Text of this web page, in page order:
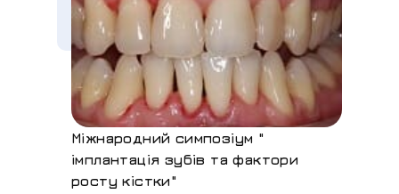
Міжнародний симпозіум "
імплантація зубів та фактори
росту кістки"